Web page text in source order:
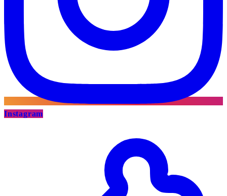
Instagram